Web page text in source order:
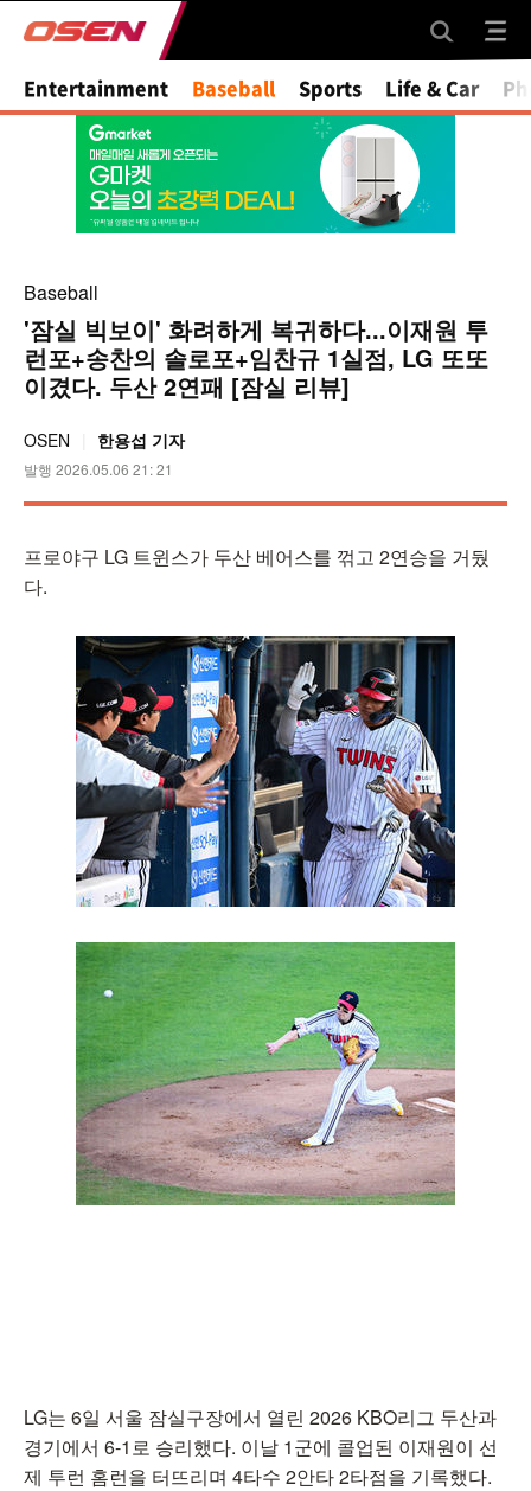
Mute
Entertainment Baseball Sports Life & Car
Baseball
'잠실 빅보이' 화려하게 복귀하다...이재원 투
런포+송찬의 솔로포+임찬규 1실점, LG 또또
이겼다. 두산 2연패 [잠실 리뷰]
OSEN 한용섭 기자
발행 2026.05.06 21: 21
프로야구 LG 트윈스가 두산 베어스를 꺾고 2연승을 거뒀
다.
LG는 6일 서울 잠실구장에서 열린 2026 KBO리그 두산과
경기에서 6-1로 승리했다. 이날 1군에 콜업된 이재원이 선
제 투런 홈런을 터뜨리며 4타수 2안타 2타점을 기록했다.